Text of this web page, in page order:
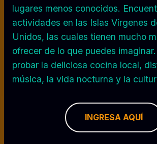
lugares menos conocidos.
actividades en las Islas Vírgenes
Unidos, las cuales tienen mucho
ofrecer de lo que puedes
probar la deliciosa cocina local,
música, la vida nocturna y la
INGRESA AQUÍ